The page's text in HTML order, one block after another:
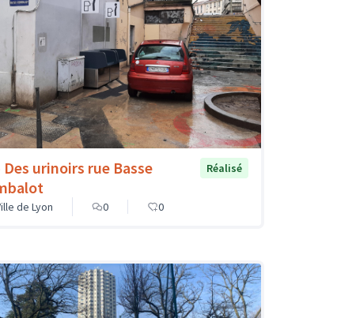
Des urinoirs rue Basse
Réalisé
de Lyon 0 0